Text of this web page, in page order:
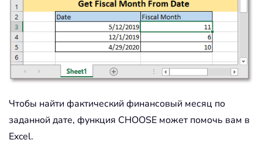
Чтобы найти фактический финансовый месяц по
заданной дате, функция CHOOSE может помочь вам в
Excel.